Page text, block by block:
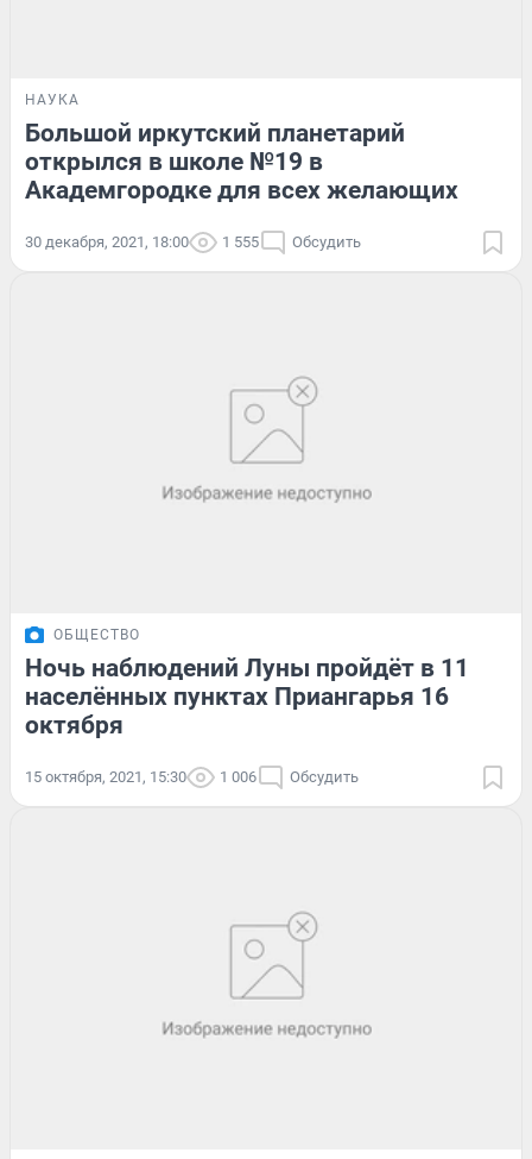
НАУКА
Большой иркутский планетарий
открылся в школе №19 в
Академгородке для всех желающих
30 декабря, 2021, 18:00 1 555 Обсудить
ОБЩЕСТВО
Ночь наблюдений Луны пройдёт в 11
населённых пунктах Приангарья 16
октября
15 октября, 2021, 15:30 1 006 Обсудить